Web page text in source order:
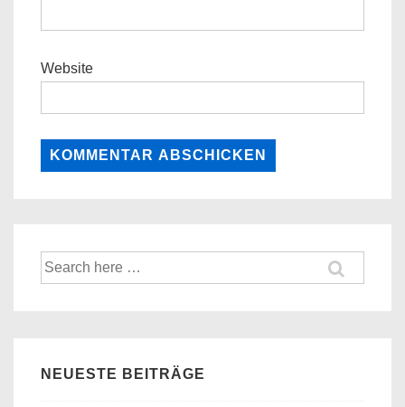
Website
Suche
nach:
NEUESTE BEITRÄGE